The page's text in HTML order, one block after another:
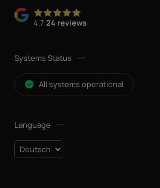
4.7 24 reviews
Systems Status
All systems operational
Language